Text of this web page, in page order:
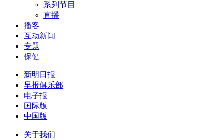
系列节目
直播
播客
互动新闻
专题
保健
新明日报
早报俱乐部
电子报
国际版
中国版
关于我们